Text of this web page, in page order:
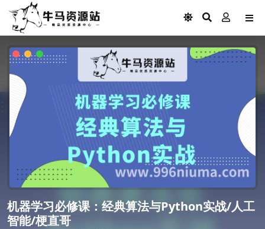
机器学习必修课：经典算法与Python实战/人工
智能/梗直哥